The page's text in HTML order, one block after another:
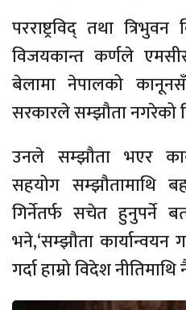
परराष्ट्रविद् तथा त्रिभुवन
विजयकान्त कर्णले
बेलामा नेपालको
सरकारले सम्झौता नगरेको
उनले सम्झौता भएर
सहयोग सम्झौतामाथि
गिर्नेतर्फ सचेत हुनुपर्ने
भने,‘सम्झौता कार्यान्वयन
गर्दा हाम्रो विदेश